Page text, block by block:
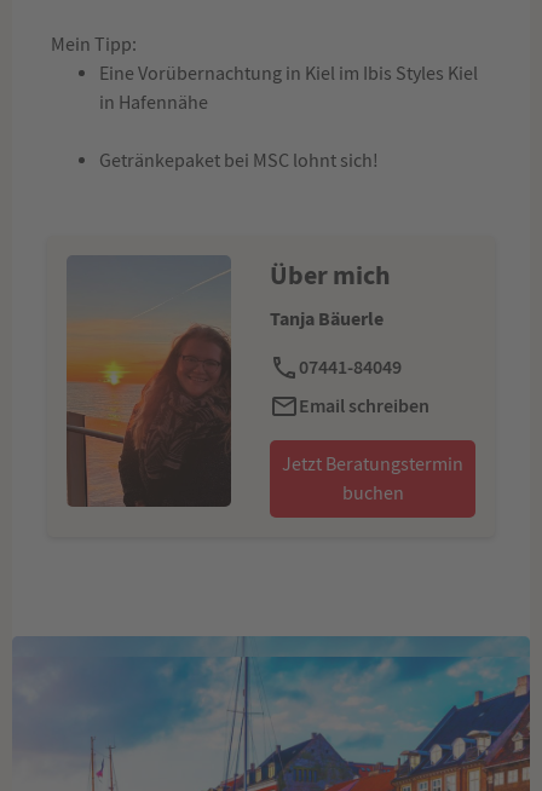
Mein Tipp:
Eine Vorübernachtung in Kiel im Ibis Styles Kiel
in Hafennähe
Getränkepaket bei MSC lohnt sich!
Über mich
Tanja Bäuerle
07441-84049
Email schreiben
Jetzt Beratungstermin
buchen